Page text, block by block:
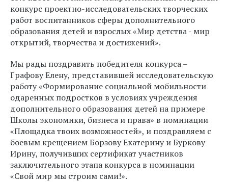
конкурс проектно-исследовательских творческих
работ воспитанников сферы дополнительного
образования детей и взрослых «Мир детства - мир
открытий, творчества и достижений».
Мы рады поздравить победителя конкурса –
Графову Елену, представившей исследовательскую
работу «Формирование социальной мобильности
одаренных подростков в условиях учреждения
дополнительного образования детей на примере
Школы экономики, бизнеса и права» в номинации
«Площадка твоих возможностей», и поздравляем с
боевым крещением Борзову Екатерину и Буркову
Ирину, получивших сертификат участников
заключительного этапа конкурса в номинации
«Свой мир мы строим сами!».